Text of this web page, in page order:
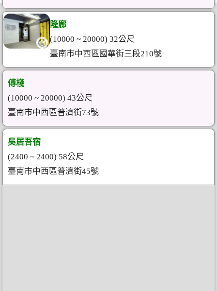
隆廊
(10000 ~ 20000) 32公尺
臺南市中西區國華街三段210號
傅棧
(10000 ~ 20000) 43公尺
臺南市中西區普濟街73號
吳居吾宿
(2400 ~ 2400) 58公尺
臺南市中西區普濟街45號